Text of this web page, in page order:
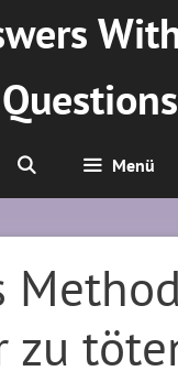
Questions
Menü
zu